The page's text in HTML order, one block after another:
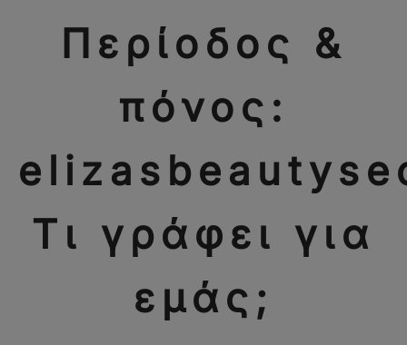
Περίοδος &
πόνος:
Τι γράφει για
εμάς;